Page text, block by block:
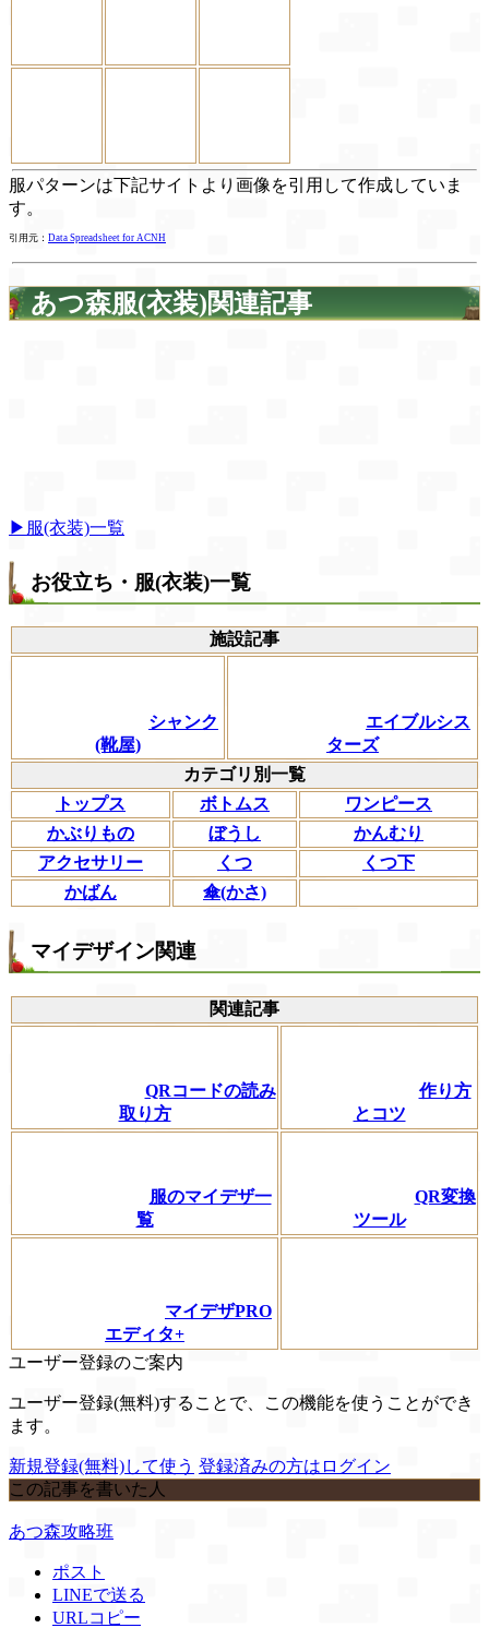
服パターンは下記サイトより画像を引用して作成していま
す。
引用元： Data Spreadsheet for ACNH
あつ森服(衣装)関連記事
▶服(衣装)一覧
お役立ち・服(衣装)一覧
施設記事
シャンク
(靴屋)
エイブルシス
ターズ
カテゴリ別一覧
トップス
ボトムス
ワンピース
かぶりもの
ぼうし
かんむり
アクセサリー
くつ
くつ下
かばん
傘(かさ)
マイデザイン関連
関連記事
QRコードの読み
取り方
作り方
とコツ
服のマイデザ一
覧
QR変換
ツール
マイデザPRO
エディタ+
ユーザー登録のご案内
ユーザー登録(無料)することで、この機能を使うことができ
ます。
新規登録(無料)して使う 登録済みの方はログイン
この記事を書いた人
あつ森攻略班
ポスト
LINEで送る
URLコピー